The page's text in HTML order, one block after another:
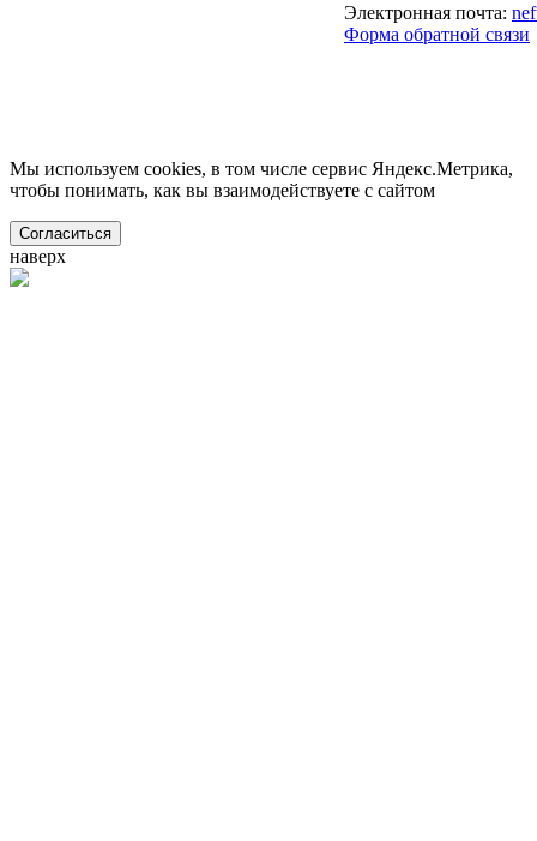
Электронная почта:
Форма обратной связи
Мы используем cookies, в том числе сервис Яндекс.Метрика,
чтобы понимать, как вы взаимодействуете с сайтом
Согласиться
наверх